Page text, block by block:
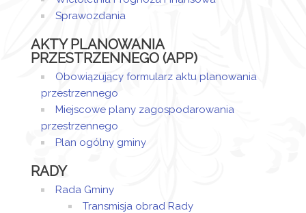
Sprawozdania
AKTY PLANOWANIA
PRZESTRZENNEGO (APP)
Obowiązujący formularz aktu planowania
przestrzennego
Miejscowe plany zagospodarowania
przestrzennego
Plan ogólny gminy
RADY
Rada Gminy
Transmisja obrad Rady